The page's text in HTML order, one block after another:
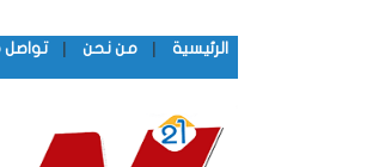
الرئيسية | من نحن | تواصل